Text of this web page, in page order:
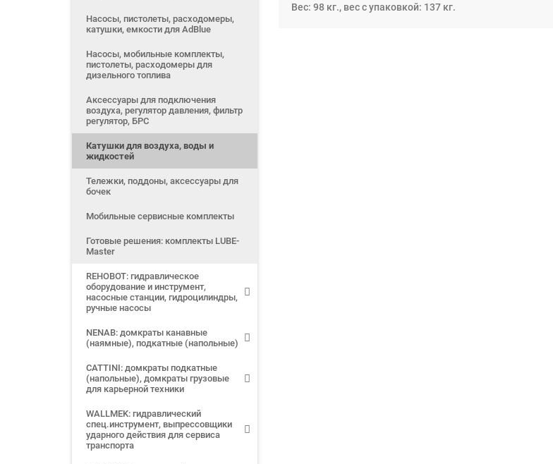
Насосы, пистолеты, расходомеры,
катушки, емкости для AdBlue
Насосы, мобильные комплекты,
пистолеты, расходомеры для
дизельного топлива
Аксессуары для подключения
воздуха, регулятор давления, фильтр
регулятор, БРС
Катушки для воздуха, воды и
жидкостей
Тележки, поддоны, аксессуары для
бочек
Мобильные сервисные комплекты
Готовые решения: комплекты LUBE-
Master
REHOBOT: гидравлическое
оборудование и инструмент,
насосные станции, гидроцилиндры,
ручные насосы
NENAB: домкраты канавные
(наямные), подкатные (напольные)
CATTINI: домкраты подкатные
(напольные), домкраты грузовые
для карьерной техники
WALLMEK: гидравлический
спец.инструмент, выпрессовщики
ударного действия для сервиса
транспорта
Вес: 98 кг., вес с упаковкой: 137 кг.